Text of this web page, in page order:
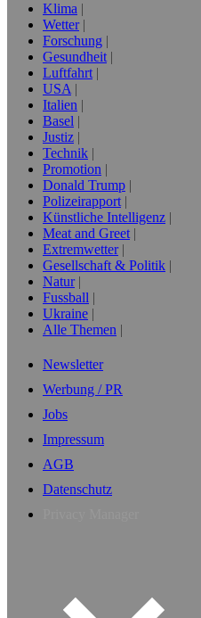
Klima
Wetter
Forschung
Gesundheit
Luftfahrt
USA
Italien
Basel
Justiz
Technik
Promotion
Donald Trump
Polizeirapport
Künstliche Intelligenz
Meat and Greet
Extremwetter
Gesellschaft & Politik
Natur
Fussball
Ukraine
Alle Themen
Newsletter
Werbung / PR
Jobs
Impressum
AGB
Datenschutz